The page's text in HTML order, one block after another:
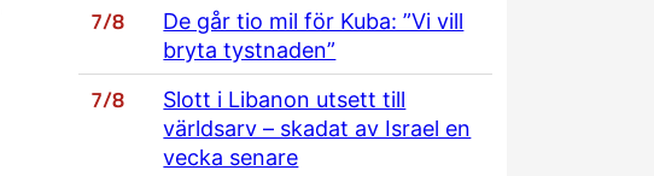
7/8
De går tio mil för Kuba: ”Vi vill
bryta tystnaden”
7/8
Slott i Libanon utsett till
världsarv – skadat av Israel en
vecka senare